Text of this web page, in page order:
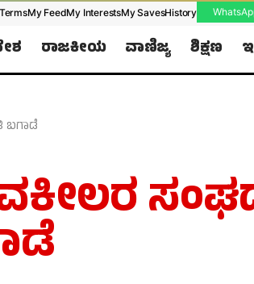
My FeedMy InterestsMy SavesHistory
ರಾಜಕೀಯ ವಾಣಿಜ್ಯ ಶಿಕ್ಷಣ
ಬಗಾಡೆ
Later
Our WhatsApp
to your WhatsApp.